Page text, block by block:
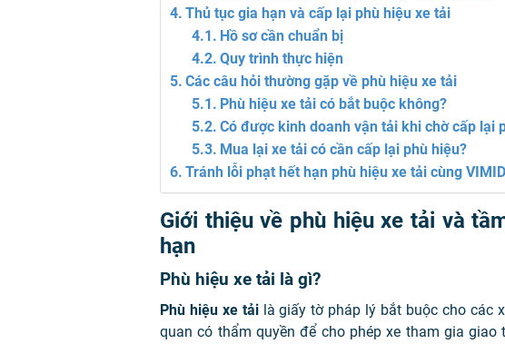
Thủ tục gia hạn và cấp lại phù hiệu xe tải
Hồ sơ cần chuẩn bị
Quy trình thực hiện
Các câu hỏi thường gặp về phù hiệu xe tải
Phù hiệu xe tải có bắt buộc không?
Có được kinh doanh vận tải khi chờ cấp lại
Mua lại xe tải có cần cấp lại phù hiệu?
Tránh lỗi phạt hết hạn phù hiệu xe tải cùng VIMID
Giới thiệu về phù hiệu xe tải và
hạn
Phù hiệu xe tải là gì?
Phù hiệu xe tảilà giấy tờ pháp lý bắt buộc cho các
quan có thẩm quyền để cho phép xe tham gia